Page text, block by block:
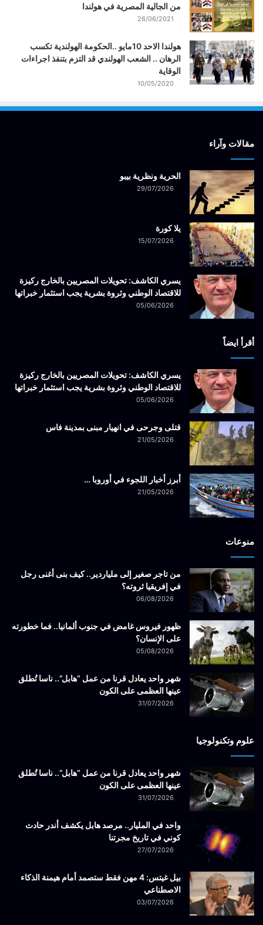
من الجالية المصرية في هولندا
26/06/2021
هولندا الاحد 10مايو ..الحكومة الهولندية تكسب
الرهان .. الشعب الهولندي قد التزم بتنفذ اجراءات
الوقاية
10/05/2020
مقالات وآراء
الحرية ونظرية بيبو
29/07/2026
يلا كورة
15/07/2026
يسري الكاشف: تحويلات المصريين بالخارج ركيزة
للاقتصاد الوطني وثروة بشرية يجب استثمار خبراتها
05/06/2026
أقرأ ايضاً
يسري الكاشف: تحويلات المصريين بالخارج ركيزة
للاقتصاد الوطني وثروة بشرية يجب استثمار خبراتها
05/06/2026
قتلى وجرحى في انهيار مبنى بمدينة فاس
21/05/2026
أبرز أخبار اللجوء في أوروبا …
21/05/2026
منوعات
من تاجر صغير إلى ملياردير.. كيف بنى أغنى رجل
في إفريقيا ثروته؟
06/08/2026
ظهور فيروس غامض في جنوب ألمانيا.. فما خطورته
على الإنسان؟
05/08/2026
شهر واحد يعادل قرنا من عمل “هابل”.. ناسا تُطلق
عينها العظمى على الكون
31/07/2026
علوم وتكنولوجيا
شهر واحد يعادل قرنا من عمل “هابل”.. ناسا تُطلق
عينها العظمى على الكون
31/07/2026
واحد في المليار.. مرصد هابل يكشف أندر حادث
كوني في تاريخ مجرتنا
27/07/2026
بيل غيتس: 4 مهن فقط ستصمد أمام هيمنة الذكاء
الاصطناعي
03/07/2026